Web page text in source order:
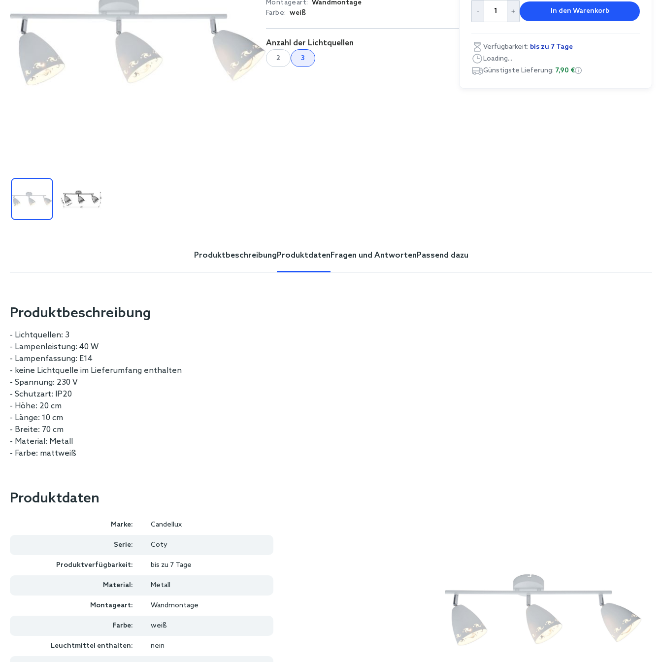
Montageart: Wandmontage
Farbe: weiß
Anzahl der Lichtquellen
2 3
In den Warenkorb
Verfügbarkeit: bis zu 7 Tage
Loading...
Günstigste Lieferung: 7,90 €
Produktbeschreibung Produktdaten Fragen und Antworten Passend dazu
Produktbeschreibung
- Lichtquellen: 3
- Lampenleistung: 40 W
- Lampenfassung: E14
- keine Lichtquelle im Lieferumfang enthalten
- Spannung: 230 V
- Schutzart: IP20
- Höhe: 20 cm
- Länge: 10 cm
- Breite: 70 cm
- Material: Metall
- Farbe: mattweiß
Produktdaten
Marke: Candellux
Serie: Coty
Produktverfügbarkeit: bis zu 7 Tage
Material: Metall
Montageart: Wandmontage
Farbe: weiß
Leuchtmittel enthalten: nein